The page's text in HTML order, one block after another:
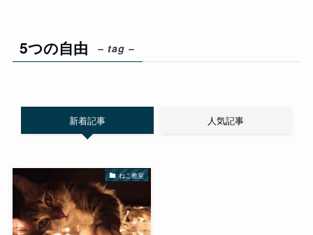
5つの自由 – tag –
新着記事 人気記事
ねこ教室